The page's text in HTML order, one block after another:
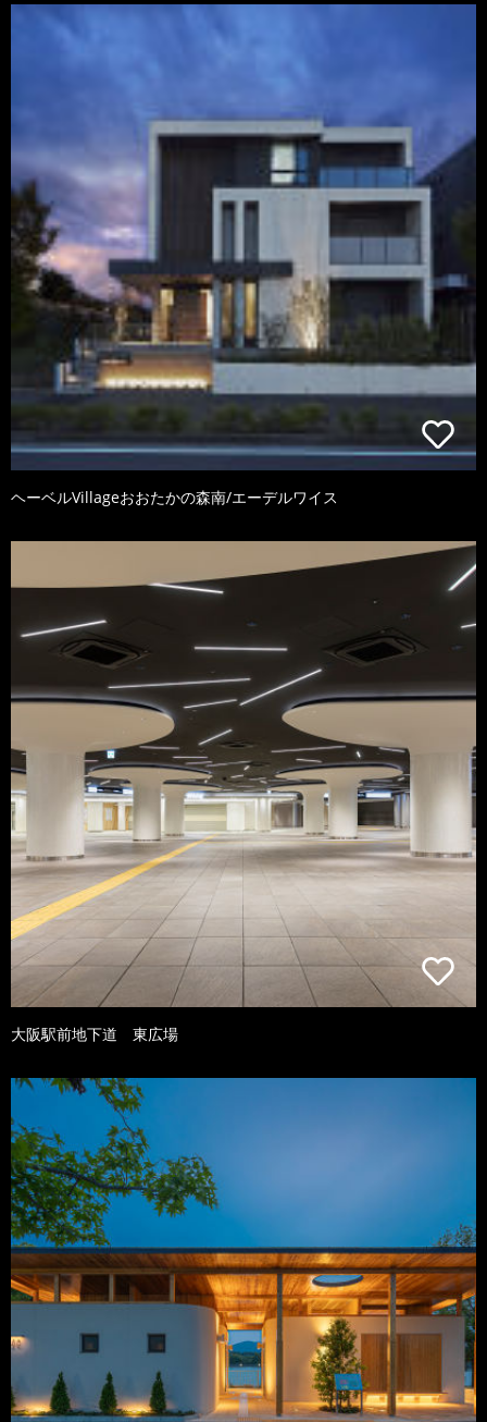
ヘーベルVillageおおたかの森南/エーデルワイス
大阪駅前地下道 東広場